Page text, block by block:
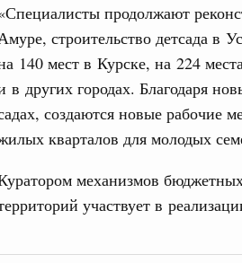
продолжают
строительство детсада в
140 мест в Курске, на 224
в других городах. Благодаря
создаются новые рабочие
кварталов для молодых
механизмов
участвует в
провёл заседание
конкурса лучших
информационных технологий
и Сергей Кравцов
с победой на